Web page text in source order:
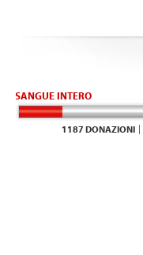
SANGUE INTERO
1187 DONAZIONI